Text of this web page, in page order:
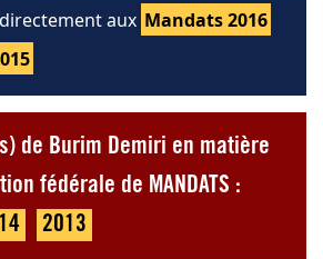
aux Mandats 2016
de Burim Demiri en matière
fédérale de MANDATS :
2013